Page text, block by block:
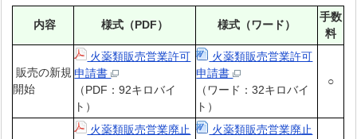
内容 様式（PDF） 様式（ワード）
手数
料
販売の新規
開始
火薬類販売営業許可
申請書
（PDF：92キロバイ
ト）
火薬類販売営業許可
申請書
（ワード：32キロバイ
ト）
○
火薬類販売営業廃止
火薬類販売営業廃止